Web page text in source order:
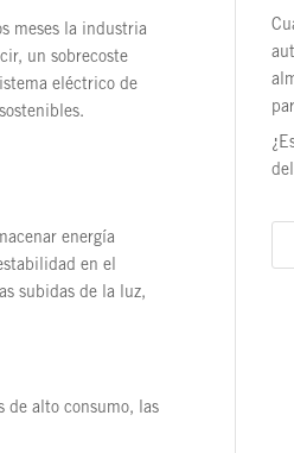
meses la industria
un sobrecoste
eléctrico de
energía
en el
subidas de la luz,
de alto consumo, las